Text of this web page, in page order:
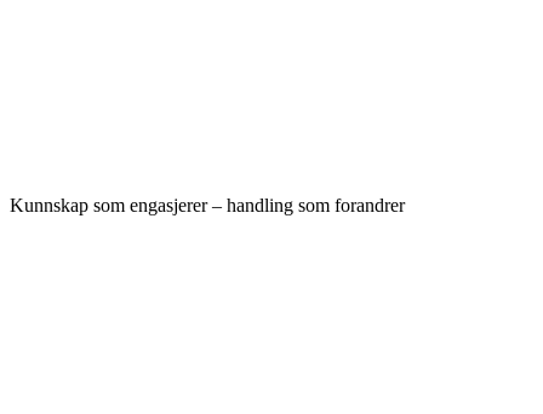
Kunnskap som engasjerer – handling som forandrer